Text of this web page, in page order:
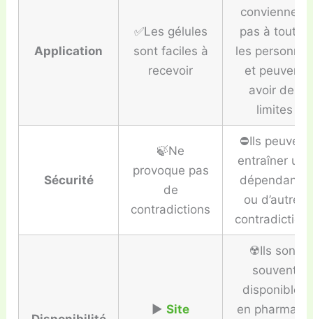
Application
✅Les gélules
sont faciles à
recevoir
conviennent
pas à toutes
les
et peuvent
avoir des
limites
Sécurité
🍃Ne
provoque pas
de
contradictions
⛔️Ils peuvent
entraîner une
dépendance
ou d’autres
▶️Site
☢️Ils sont
souvent
disponibles
en pharmacie